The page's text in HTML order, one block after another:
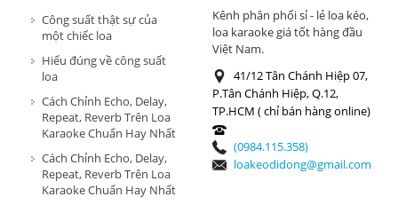
HÀNG
Công suất thật sự của
một chiếc loa
Hiểu đúng về công suất
loa
Cách Chỉnh Echo, Delay,
Repeat, Reverb Trên Loa
Karaoke Chuẩn Hay Nhất
Cách Chỉnh Echo, Delay,
Repeat, Reverb Trên Loa
Karaoke Chuẩn Hay Nhất
Kênh phân phối sỉ - lẻ loa kéo,
loa karaoke giá tốt hàng đầu
Việt Nam.
41/12 Tân Chánh Hiệp 07,
P.Tân Chánh Hiệp, Q.12,
TP.HCM ( chỉ bán hàng online)
(0984.115.358)
loakeodidong@gmail.com